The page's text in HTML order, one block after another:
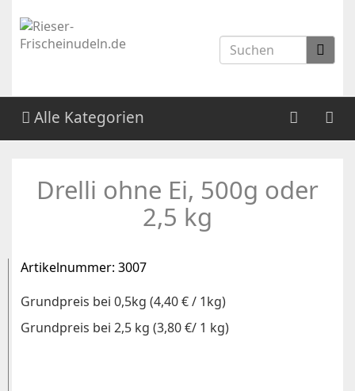
Alle Kategorien
Drelli ohne Ei, 500g oder
2,5 kg
Artikelnummer: 3007
Grundpreis bei 0,5kg (4,40 € / 1kg)
Grundpreis bei 2,5 kg (3,80 €/ 1 kg)